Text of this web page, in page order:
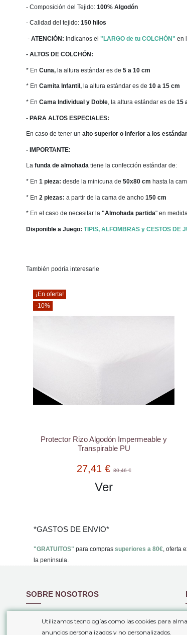
- Composición del Tejido: 100% Algodón
- Calidad del tejido: 150 hilos
- ATENCIÓN: Indícanos el "LARGO de tu COLCHÓN" en
- ALTOS DE COLCHÓN:
* En Cuna, la altura estándar es de 5 a 10 cm
* En Camita Infantil, la altura estándar es de 10 a 15 cm
* En Cama Individual y Doble, la altura estándar es de 15
- PARA ALTOS ESPECIALES:
En caso de tener un alto superior o inferior a los
- IMPORTANTE:
La funda de almohada tiene la confección estándar de:
* En 1 pieza: desde la minicuna de 50x80 cm hasta la
* En 2 piezas: a partir de la cama de ancho 150 cm
* En el caso de necesitar la "Almohada partida" en
Disponible a Juego: TIPIS, ALFOMBRAS y CESTOS DE
También podría interesarle
¡En oferta!
-10%
Protector Rizo Algodón Impermeable y
Transpirable PU
27,41 €30,46 €
Ver
*GASTOS DE ENVIO*
"GRATUITOS" para compras superiores a 80€, oferta
la peninsula.
SOBRE NOSOTROS
Utilizamos tecnologías como las cookies para
anuncios personalizados y no personalizados.